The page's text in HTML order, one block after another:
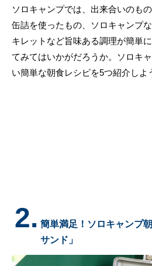
ソロキャンプでは、出来合いのも
缶詰を使ったもの、ソロキャンプ
キレットなど旨味ある調理が簡単
てみてはいかがだろうか。ソロキ
い簡単な朝食レシピを5つ紹介しよ
2. 簡単満足！ソロキャンプ
サンド」